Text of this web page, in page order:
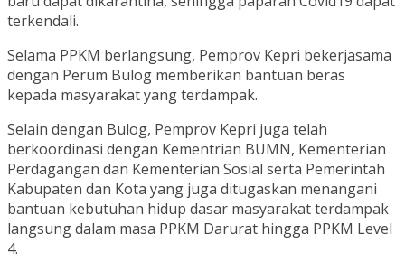
terkendali.
Selama PPKM berlangsung, Pemprov Kepri bekerjasama
dengan Perum Bulog memberikan bantuan beras
kepada masyarakat yang terdampak.
Selain dengan Bulog, Pemprov Kepri juga telah
berkoordinasi dengan Kementrian BUMN, Kementerian
Perdagangan dan Kementerian Sosial serta Pemerintah
Kabupaten dan Kota yang juga ditugaskan menangani
bantuan kebutuhan hidup dasar masyarakat terdampak
langsung dalam masa PPKM Darurat hingga PPKM Level
4.